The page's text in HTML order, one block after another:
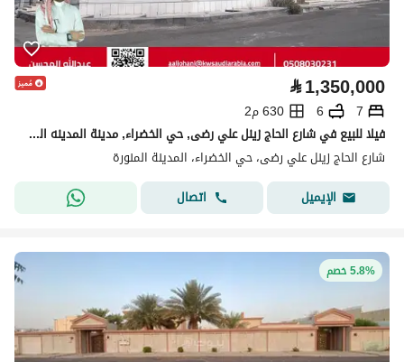
⃁1,350,000
7
6
630 م2
فيلا للبيع في شارع الحاج زينل علي رضى, حي الخضراء, مدينة المدينه المنوره, منطقة المدينة المنورة
شارع الحاج زينل علي رضى، حي الخضراء، المدينة المنورة
الإيميل
اتصال
5.8% خصم